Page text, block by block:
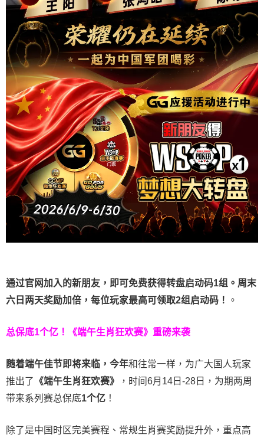
通过官网加入的新朋友，即可免费获得转盘启动码1组。周末
六日两天奖励加倍，每位玩家最高可领取2组启动码！
。
总保底1个亿！ 《端午生肖狂欢赛》重磅来袭
随着端午佳节即将来临，今年和往常一样，为广大国人玩家
推出了 《端午生肖狂欢赛》
，时间6月14日-28日，为期两周
带来系列赛总保底1个亿 ！
除了是中国时区完美赛程、常规生肖赛奖励提升外，重点高